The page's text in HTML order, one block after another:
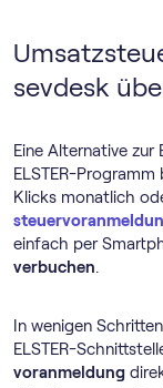
sevdesk
Eine Alternative
ELSTER-
Klicks monatlich
einfach per
verbuchen.
In wenigen
ELSTER-
voranmeldung